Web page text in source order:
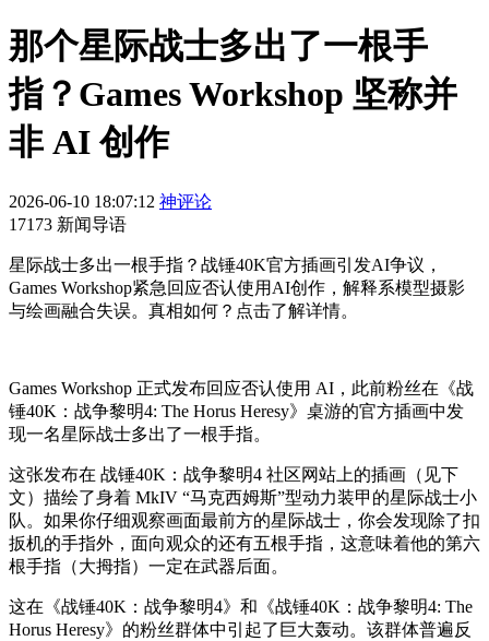
那个星际战士多出了一根手
指？Games Workshop 坚称并
非 AI 创作
2026-06-10 18:07:12 神评论
17173 新闻导语
星际战士多出一根手指？战锤40K官方插画引发AI争议，
Games Workshop紧急回应否认使用AI创作，解释系模型摄影
与绘画融合失误。真相如何？点击了解详情。
Games Workshop 正式发布回应否认使用 AI，此前粉丝在《战
锤40K：战争黎明4: The Horus Heresy》桌游的官方插画中发
现一名星际战士多出了一根手指。
这张发布在 战锤40K：战争黎明4 社区网站上的插画（见下
文）描绘了身着 MkIV “马克西姆斯”型动力装甲的星际战士小
队。如果你仔细观察画面最前方的星际战士，你会发现除了扣
扳机的手指外，面向观众的还有五根手指，这意味着他的第六
根手指（大拇指）一定在武器后面。
这在《战锤40K：战争黎明4》和《战锤40K：战争黎明4: The
Horus Heresy》的粉丝群体中引起了巨大轰动。该群体普遍反